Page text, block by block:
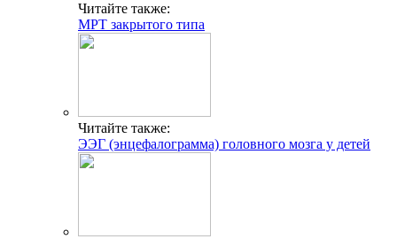
Читайте также:
МРТ закрытого типа
Читайте также:
ЭЭГ (энцефалограмма) головного мозга у детей